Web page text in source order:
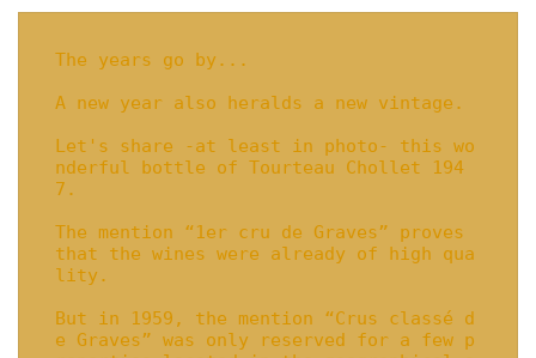
The years go by...
A new year also heralds a new vintage.
Let's share -at least in photo- this wo
nderful bottle of Tourteau Chollet 194
7.
The mention “1er cru de Graves” proves
that the wines were already of high qua
lity.
But in 1959, the mention “Crus classé d
e Graves” was only reserved for a few p